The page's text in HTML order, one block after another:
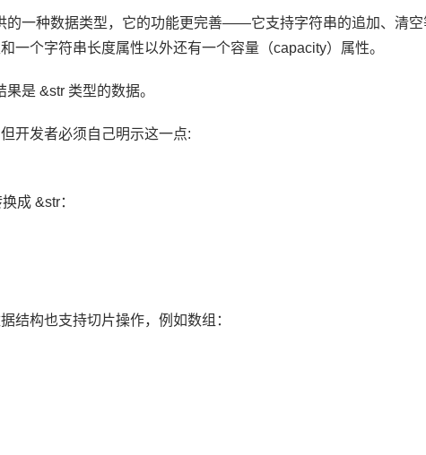
的一种数据类型，它的功能更完善——它支持字符串的追加、清
一个字符串长度属性以外还有一个容量（capacity）属性。
是 &str 类型的数据。
开发者必须自己明示这一点:
成 &str：
结构也支持切片操作，例如数组：